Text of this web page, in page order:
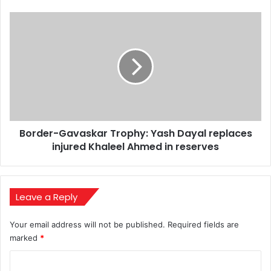
Ahmed
Border-Gavaskar Trophy: Yash Dayal replaces
injured Khaleel Ahmed in reserves
Leave a Reply
Your email address will not be published. Required fields are
marked *